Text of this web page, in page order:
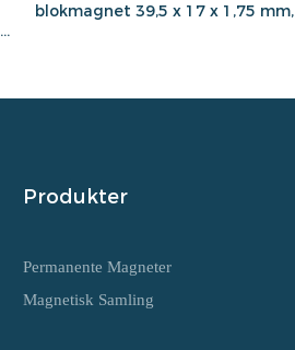
blokmagnet 39,5 x 17 x 1,75 mm,
Produkter
Permanente Magneter
Magnetisk Samling